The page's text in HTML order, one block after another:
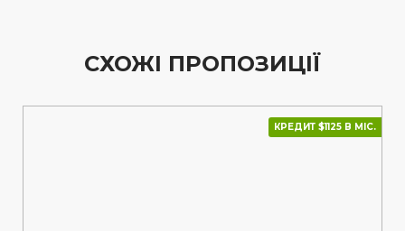
СХОЖІ ПРОПОЗИЦІЇ
КРЕДИТ $1125 В МІС.